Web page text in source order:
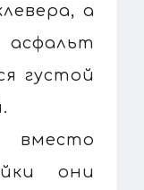
а
густой
они